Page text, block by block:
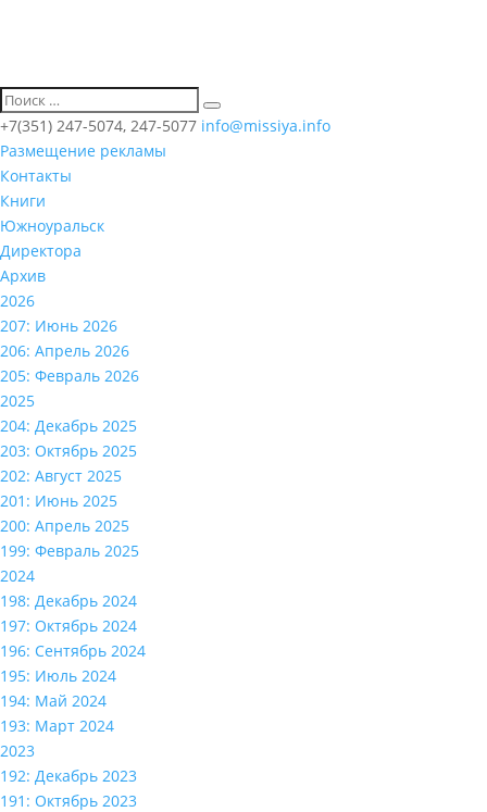
+7(351) 247-5074, 247-5077 info@missiya.info
Размещение рекламы
Контакты
Книги
Южноуральск
Директора
Архив
2026
207: Июнь 2026
206: Апрель 2026
205: Февраль 2026
2025
204: Декабрь 2025
203: Октябрь 2025
202: Август 2025
201: Июнь 2025
200: Апрель 2025
199: Февраль 2025
2024
198: Декабрь 2024
197: Октябрь 2024
196: Сентябрь 2024
195: Июль 2024
194: Май 2024
193: Март 2024
2023
192: Декабрь 2023
191: Октябрь 2023